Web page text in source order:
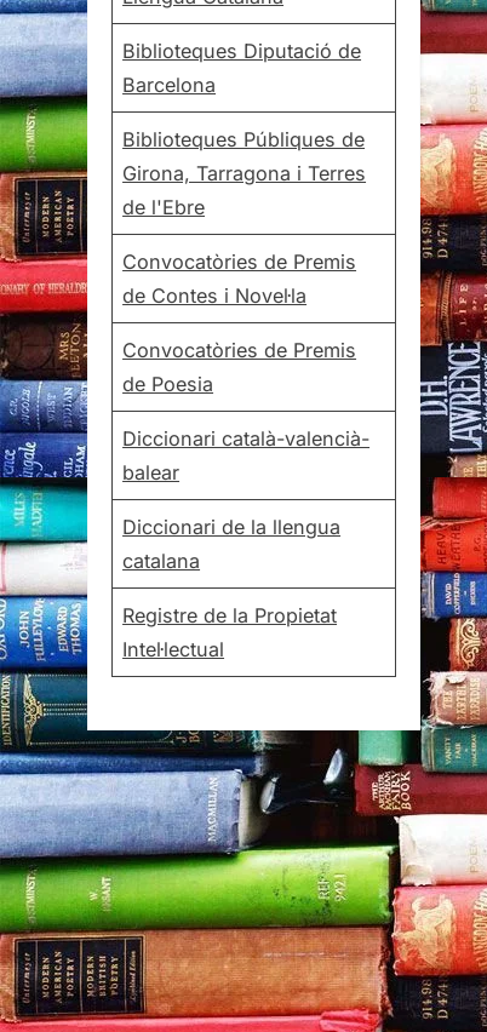
Biblioteques Diputació de
Barcelona
Biblioteques Públiques de
Girona, Tarragona i Terres
de l'Ebre
Convocatòries de Premis
de Contes i Novel·la
Convocatòries de Premis
de Poesia
Diccionari català-valencià-
balear
Diccionari de la llengua
catalana
Registre de la Propietat
Intel·lectual